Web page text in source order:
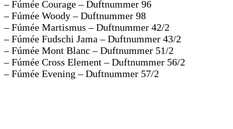
– Fúmée Courage – Duftnummer 96
– Fúmée Woody – Duftnummer 98
– Fúmée Martismus – Duftnummer 42/2
– Fúmée Fudschi Jama – Duftnummer 43/2
– Fúmée Mont Blanc – Duftnummer 51/2
– Fúmée Cross Element – Duftnummer 56/2
– Fúmée Evening – Duftnummer 57/2